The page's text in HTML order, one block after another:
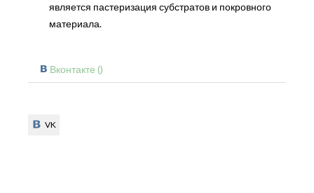
является пастеризация субстратов и покровного
материала.
Вконтакте ()
VK
VK